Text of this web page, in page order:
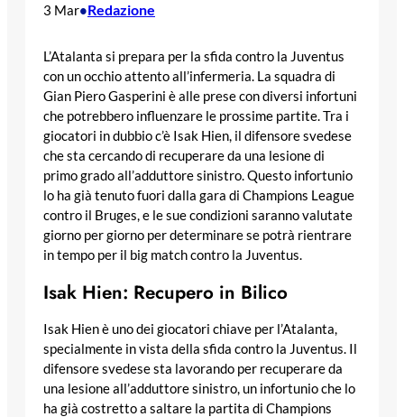
3 Mar•Redazione
L’Atalanta si prepara per la sfida contro la Juventus
con un occhio attento all’infermeria. La squadra di
Gian Piero Gasperini è alle prese con diversi infortuni
che potrebbero influenzare le prossime partite. Tra i
giocatori in dubbio c’è Isak Hien, il difensore svedese
che sta cercando di recuperare da una lesione di
primo grado all’adduttore sinistro. Questo infortunio
lo ha già tenuto fuori dalla gara di Champions League
contro il Bruges, e le sue condizioni saranno valutate
giorno per giorno per determinare se potrà rientrare
in tempo per il big match contro la Juventus.
Isak Hien: Recupero in Bilico
Isak Hien è uno dei giocatori chiave per l’Atalanta,
specialmente in vista della sfida contro la Juventus. Il
difensore svedese sta lavorando per recuperare da
una lesione all’adduttore sinistro, un infortunio che lo
ha già costretto a saltare la partita di Champions